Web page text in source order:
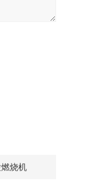
烧机